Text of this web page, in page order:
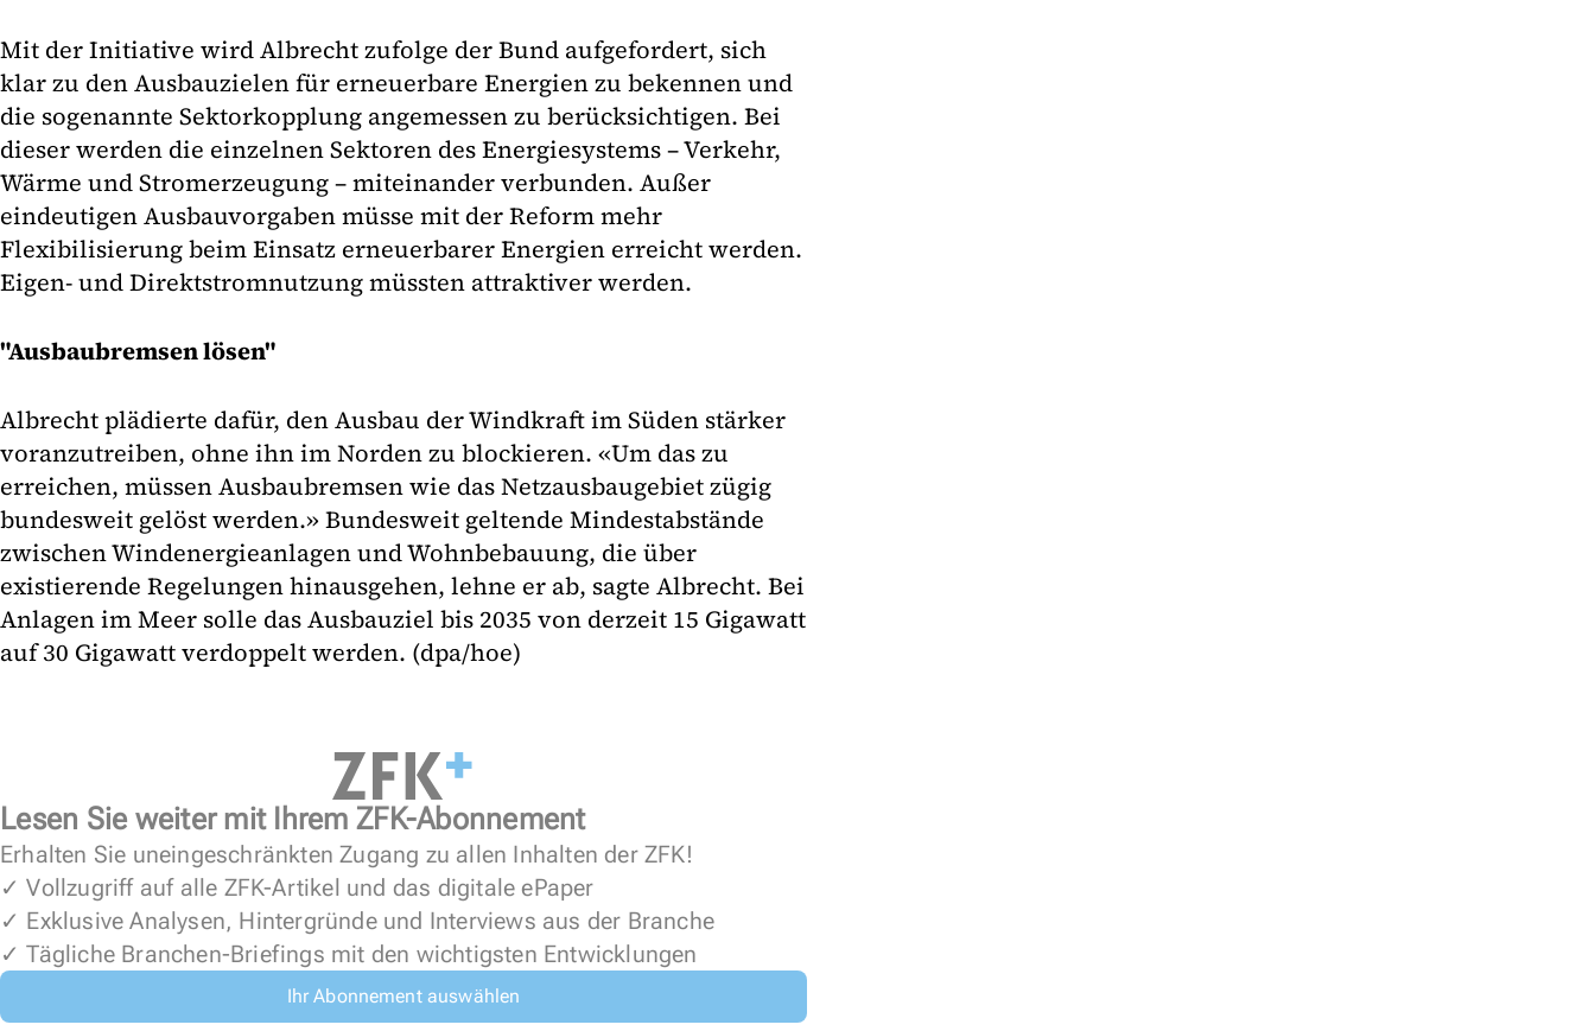
Mit der Initiative wird Albrecht zufolge der Bund aufgefordert, sich
klar zu den Ausbauzielen für erneuerbare Energien zu bekennen und
die sogenannte Sektorkopplung angemessen zu berücksichtigen. Bei
dieser werden die einzelnen Sektoren des Energiesystems – Verkehr,
Wärme und Stromerzeugung – miteinander verbunden. Außer
eindeutigen Ausbauvorgaben müsse mit der Reform mehr
Flexibilisierung beim Einsatz erneuerbarer Energien erreicht werden.
Eigen- und Direktstromnutzung müssten attraktiver werden.
"Ausbaubremsen lösen"
Albrecht plädierte dafür, den Ausbau der Windkraft im Süden stärker
voranzutreiben, ohne ihn im Norden zu blockieren. «Um das zu
erreichen, müssen Ausbaubremsen wie das Netzausbaugebiet zügig
bundesweit gelöst werden.» Bundesweit geltende Mindestabstände
zwischen Windenergieanlagen und Wohnbebauung, die über
existierende Regelungen hinausgehen, lehne er ab, sagte Albrecht. Bei
Anlagen im Meer solle das Ausbauziel bis 2035 von derzeit 15 Gigawatt
auf 30 Gigawatt verdoppelt werden. (dpa/hoe)
Lesen Sie weiter mit Ihrem ZFK-Abonnement
Erhalten Sie uneingeschränkten Zugang zu allen Inhalten der ZFK!
✓ Vollzugriff auf alle ZFK-Artikel und das digitale ePaper
✓ Exklusive Analysen, Hintergründe und Interviews aus der Branche
✓ Tägliche Branchen-Briefings mit den wichtigsten Entwicklungen
Ihr Abonnement auswählen